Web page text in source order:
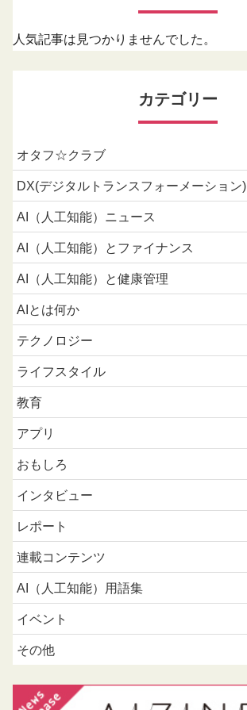
人気記事は見つかりませんでした。
カテゴリー
オタフ☆クラブ
DX(デジタルトランスフォーメーション)
AI（人工知能）ニュース
AI（人工知能）とファイナンス
AI（人工知能）と健康管理
AIとは何か
テクノロジー
ライフスタイル
教育
アプリ
おもしろ
インタビュー
レポート
連載コンテンツ
AI（人工知能）用語集
イベント
その他